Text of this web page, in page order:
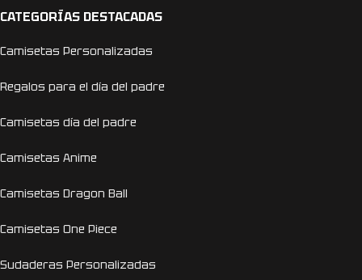
CATEGORÍAS DESTACADAS
Camisetas Personalizadas
Regalos para el día del padre
Camisetas día del padre
Camisetas Anime
Camisetas Dragon Ball
Camisetas One Piece
Sudaderas Personalizadas